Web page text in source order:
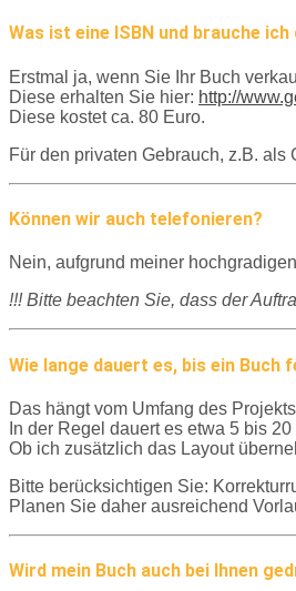
Was ist eine ISBN und brauche ich
Erstmal ja, wenn Sie Ihr Buch
Diese erhalten Sie hier: http://
Diese kostet ca. 80 Euro.
Für den privaten Gebrauch, z.B.
Können wir auch telefonieren?
Nein, aufgrund meiner
!!! Bitte beachten Sie, dass der
Wie lange dauert es, bis ein Buch
Das hängt vom Umfang des
In der Regel dauert es etwa 5 bis
Ob ich zusätzlich das Layout
Bitte berücksichtigen Sie:
Planen Sie daher ausreichend
Wird mein Buch auch bei Ihnen